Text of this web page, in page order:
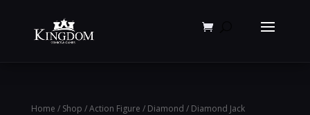
Home / Shop /Action Figure / Diamond / Diamond Jack